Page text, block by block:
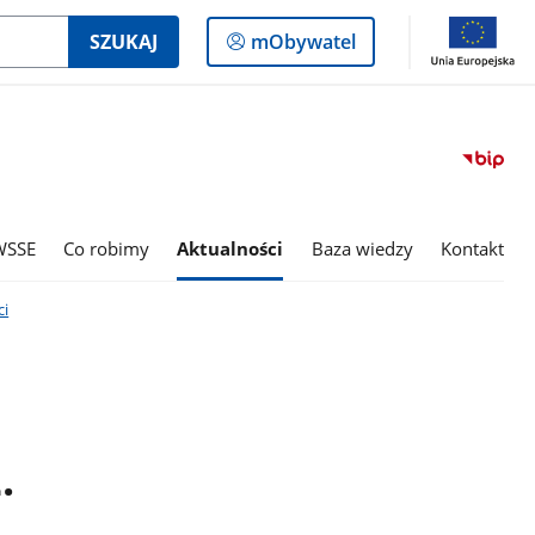
SZUKAJ
Logowanie
do
mObywatel
Co robimy Aktualności Baza wiedzy Kontakt